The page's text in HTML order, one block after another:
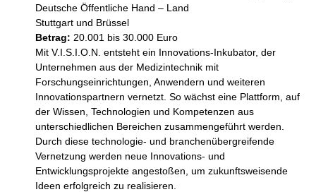
Deutsche Öffentliche Hand – Land
Stuttgart und Brüssel
Betrag: 20.001 bis 30.000 Euro
Mit V.I.S.I.O.N. entsteht ein Innovations-Inkubator, der
Unternehmen aus der Medizintechnik mit
Forschungseinrichtungen, Anwendern und weiteren
Innovationspartnern vernetzt. So wächst eine Plattform, auf
der Wissen, Technologien und Kompetenzen aus
unterschiedlichen Bereichen zusammengeführt werden.
Durch diese technologie- und branchenübergreifende
Vernetzung werden neue Innovations- und
Entwicklungsprojekte angestoßen, um zukunftsweisende
Ideen erfolgreich zu realisieren.